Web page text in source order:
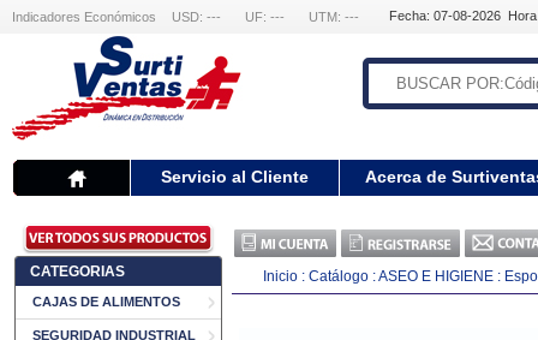
Indicadores Económicos USD: --- UF: --- UTM: --- Fecha: 07-08-2026
Servicio al Cliente Acerca de
CATEGORIAS
CAJAS DE ALIMENTOS
SEGURIDAD INDUSTRIAL
Inicio : Catálogo :ASEO E HIGIENE :